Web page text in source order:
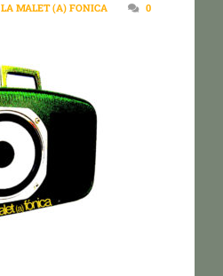
LA MALET (A) FONICA 0